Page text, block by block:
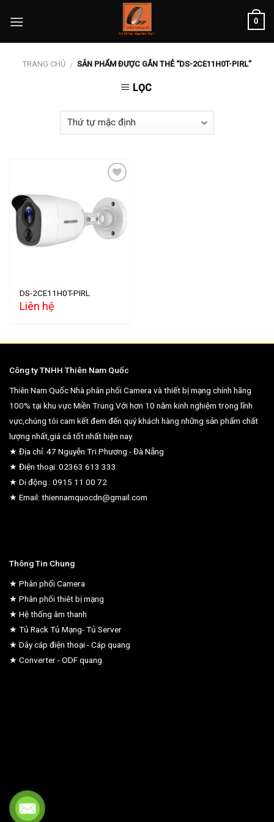
0
TRANG CHỦ / SẢN PHẨM ĐƯỢC GẮN THẺ “DS-2CE11H0T-PIRL”
LỌC
Add to
wishlist
DS-2CE11H0T-PIRL
Liên hệ
Công ty TNHH Thiên Nam Quốc
Thiên Nam Quốc Nhà phân phối Camera và thiết bị mạng chính hãng
100% tại khu vực Miền Trung.Với hơn 10 năm kinh nghiệm trong lĩnh
vực,chúng tôi cam kết đem đến quý khách hàng những sản phẩm chất
lượng nhất,giá cả tốt nhất hiện nay.
★ Địa chỉ: 47 Nguyễn Tri Phương - Đà Nẵng
★ Điện thoại: 02363 613 333
★ Di động : 0915 11 00 72
★ Email: thiennamquocdn@gmail.com
Thông Tin Chung
★ Phân phối Camera
★ Phân phối thiêt bị mạng
★ Hệ thống âm thanh
★ Tủ Rack Tủ Mạng- Tủ Server
★ Dây cáp điện thoại - Cáp quang
★ Converter - ODF quang